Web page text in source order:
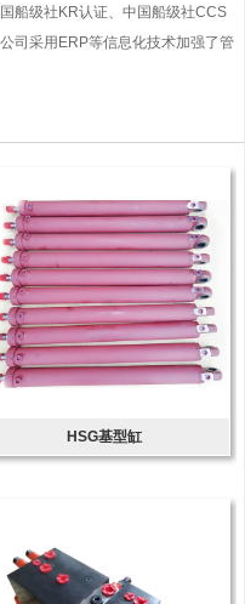
船级社KR认证、中国船级社CCS
司采用ERP等信息化技术加强了管
HSG基型缸